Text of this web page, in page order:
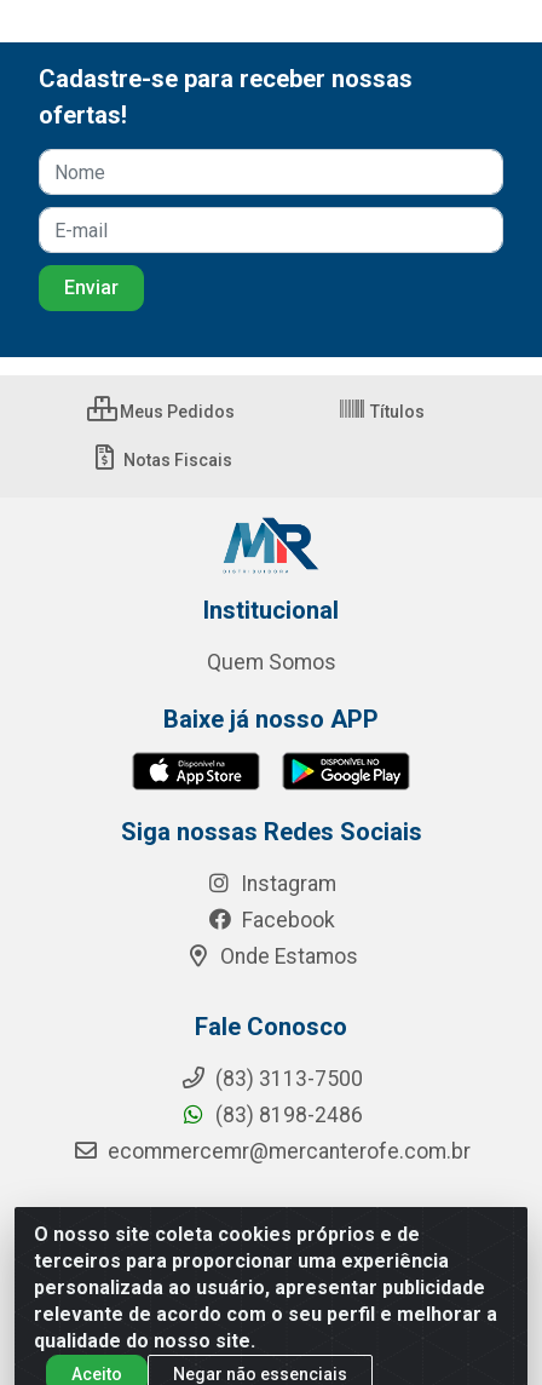
O nosso site coleta cookies próprios e de
terceiros para proporcionar uma experiência
personalizada ao usuário, apresentar publicidade
relevante de acordo com o seu perfil e melhorar a
qualidade do nosso site.
Aceito Negar não essenciais
Cadastre-se para receber nossas
ofertas!
Meus Pedidos Títulos
Notas Fiscais
Institucional
Quem Somos
Baixe já nosso APP
Siga nossas Redes Sociais
Instagram
Facebook
Onde Estamos
Fale Conosco
(83) 3113-7500
(83) 8198-2486
ecommercemr@mercanterofe.com.br
MR Distribuidora - Rua Hortêncio Ribeiro de Luna, 3777 -
Distrito Industrial, João Pessoa/PB - CEP 58081-400 -
CNPJ 35.428.312/0001-85